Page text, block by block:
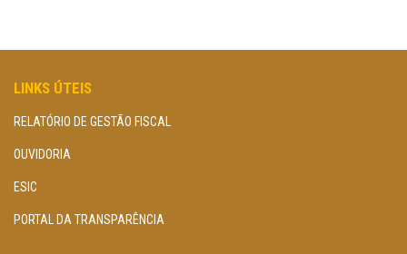
LINKS ÚTEIS
RELATÓRIO DE GESTÃO FISCAL
OUVIDORIA
ESIC
PORTAL DA TRANSPARÊNCIA